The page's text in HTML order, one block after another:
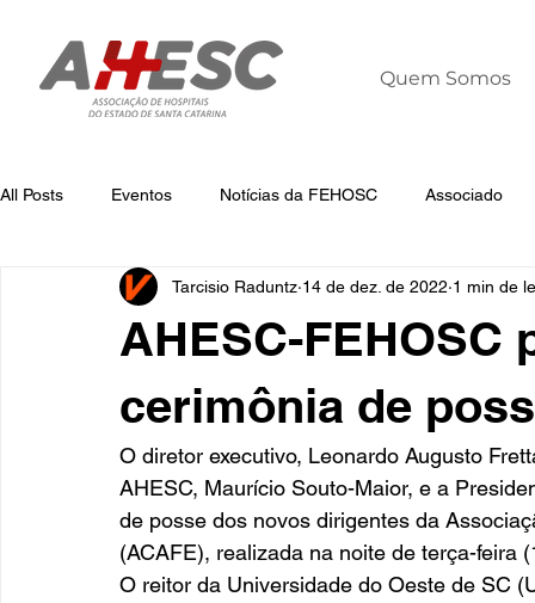
Quem Somos
All Posts Eventos Notícias da FEHOSC Associado
Notícias da AHESC Liderança Dia
AHESC-FEHOSC
cerimônia de
Tarcisio Raduntz 14 de dez. de 2022 1 min de
O diretor executivo, Leonardo Augusto
AHESC, Maurício Souto-Maior, e a
de posse dos novos dirigentes da
(ACAFE), realizada na noite de terça-feira
O reitor da Universidade do Oeste de SC